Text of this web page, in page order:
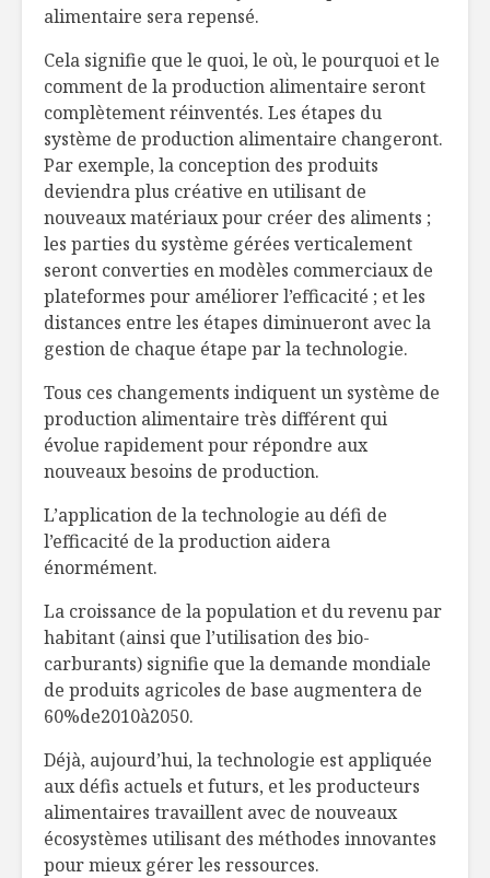
alimentaire sera repensé.
Cela signifie que le quoi, le où, le pourquoi et le
comment de la production alimentaire seront
complètement réinventés. Les étapes du
système de production alimentaire changeront.
Par exemple, la conception des produits
deviendra plus créative en utilisant de
nouveaux matériaux pour créer des aliments ;
les parties du système gérées verticalement
seront converties en modèles commerciaux de
plateformes pour améliorer l’efficacité ; et les
distances entre les étapes diminueront avec la
gestion de chaque étape par la technologie.
Tous ces changements indiquent un système de
production alimentaire très différent qui
évolue rapidement pour répondre aux
nouveaux besoins de production.
L’application de la technologie au défi de
l’efficacité de la production aidera
énormément.
La croissance de la population et du revenu par
habitant (ainsi que l’utilisation des bio-
carburants) signifie que la demande mondiale
de produits agricoles de base augmentera de
60%de2010à2050.
Déjà, aujourd’hui, la technologie est appliquée
aux défis actuels et futurs, et les producteurs
alimentaires travaillent avec de nouveaux
écosystèmes utilisant des méthodes innovantes
pour mieux gérer les ressources.